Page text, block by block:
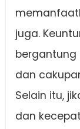
juga.
bergantung
dan
Selain itu,
dan